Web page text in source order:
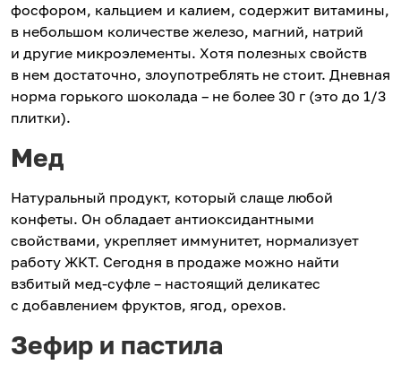
фосфором, кальцием и калием, содержит витамины,
в небольшом количестве железо, магний, натрий
и другие микроэлементы. Хотя полезных свойств
в нем достаточно, злоупотреблять не стоит. Дневная
норма горького шоколада – не более 30 г (это до 1/3
плитки).
Мед
Натуральный продукт, который слаще любой
конфеты. Он обладает антиоксидантными
свойствами, укрепляет иммунитет, нормализует
работу ЖКТ. Сегодня в продаже можно найти
взбитый мед-суфле – настоящий деликатес
с добавлением фруктов, ягод, орехов.
Зефир и пастила